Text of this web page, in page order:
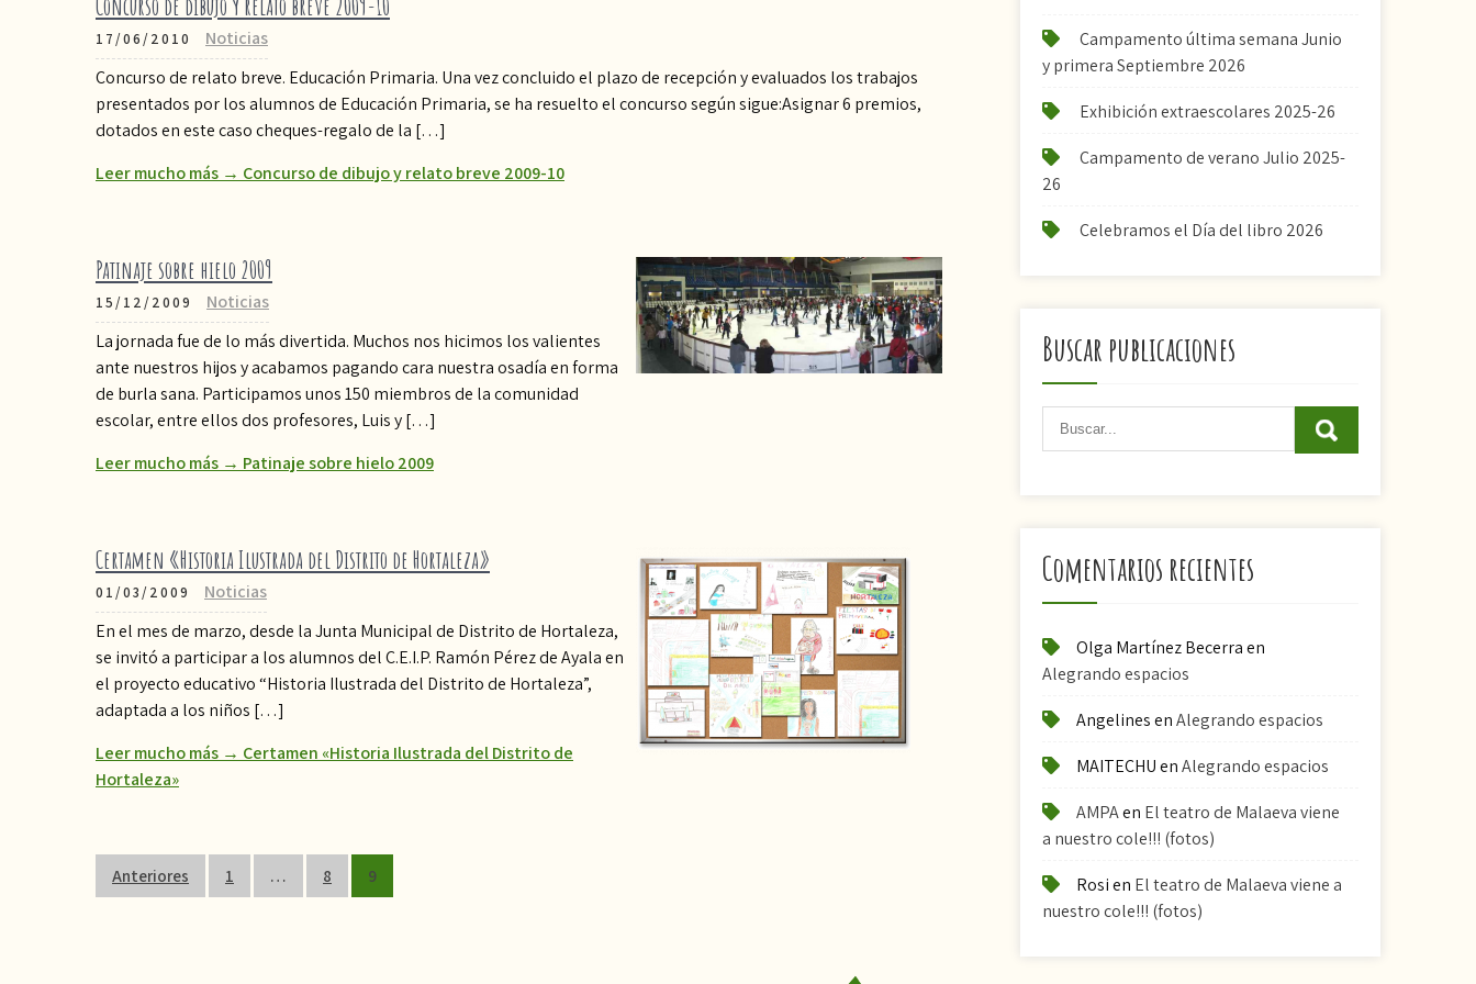
Concurso de dibujo y relato breve 2009-10
17/06/2010
Noticias
Concurso de relato breve. Educación Primaria. Una vez concluido el plazo de recepción y evaluados los trabajos
presentados por los alumnos de Educación Primaria, se ha resuelto el concurso según sigue:Asignar 6 premios,
dotados en este caso cheques-regalo de la […]
Leer mucho más → Concurso de dibujo y relato breve 2009-10
Patinaje sobre hielo 2009
15/12/2009
Noticias
La jornada fue de lo más divertida. Muchos nos hicimos los valientes
ante nuestros hijos y acabamos pagando cara nuestra osadía en forma
de burla sana. Participamos unos 150 miembros de la comunidad
escolar, entre ellos dos profesores, Luis y […]
Leer mucho más → Patinaje sobre hielo 2009
Certamen «Historia Ilustrada del Distrito de Hortaleza»
01/03/2009
Noticias
En el mes de marzo, desde la Junta Municipal de Distrito de Hortaleza,
se invitó a participar a los alumnos del C.E.I.P. Ramón Pérez de Ayala en
el proyecto educativo “Historia Ilustrada del Distrito de Hortaleza”,
adaptada a los niños […]
Leer mucho más → Certamen «Historia Ilustrada del Distrito de
Hortaleza»
Paginación
Anteriores 1 … 8 9
Campamento última semana Junio
y primera Septiembre 2026
Exhibición extraescolares 2025-26
Campamento de verano Julio 2025-
26
Celebramos el Día del libro 2026
Buscar publicaciones
Comentarios recientes
Olga Martínez Becerraen
Alegrando espacios
AngelinesenAlegrando espacios
MAITECHUenAlegrando espacios
AMPAen El teatro de Malaeva viene
a nuestro cole!!! (fotos)
Rosien El teatro de Malaeva viene a
nuestro cole!!! (fotos)